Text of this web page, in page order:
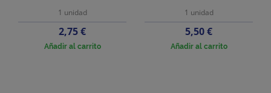
1 unidad
Precio
2,75 €
Añadir al carrito
1 unidad
Precio
5,50 €
Añadir al carrito